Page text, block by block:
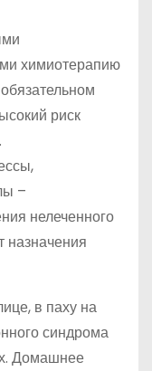
химиотерапию
риск
–
нелеченного
назначения
в паху на
синдрома
Домашнее